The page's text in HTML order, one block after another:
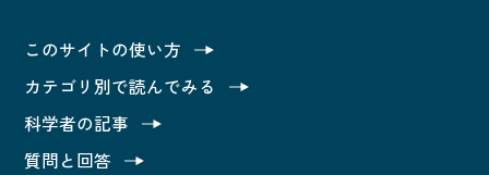
このサイトの使い方
カテゴリ別で読んでみる
このサイトの使い方
カテゴリ別で読んでみる
科学者の記事
質問と回答